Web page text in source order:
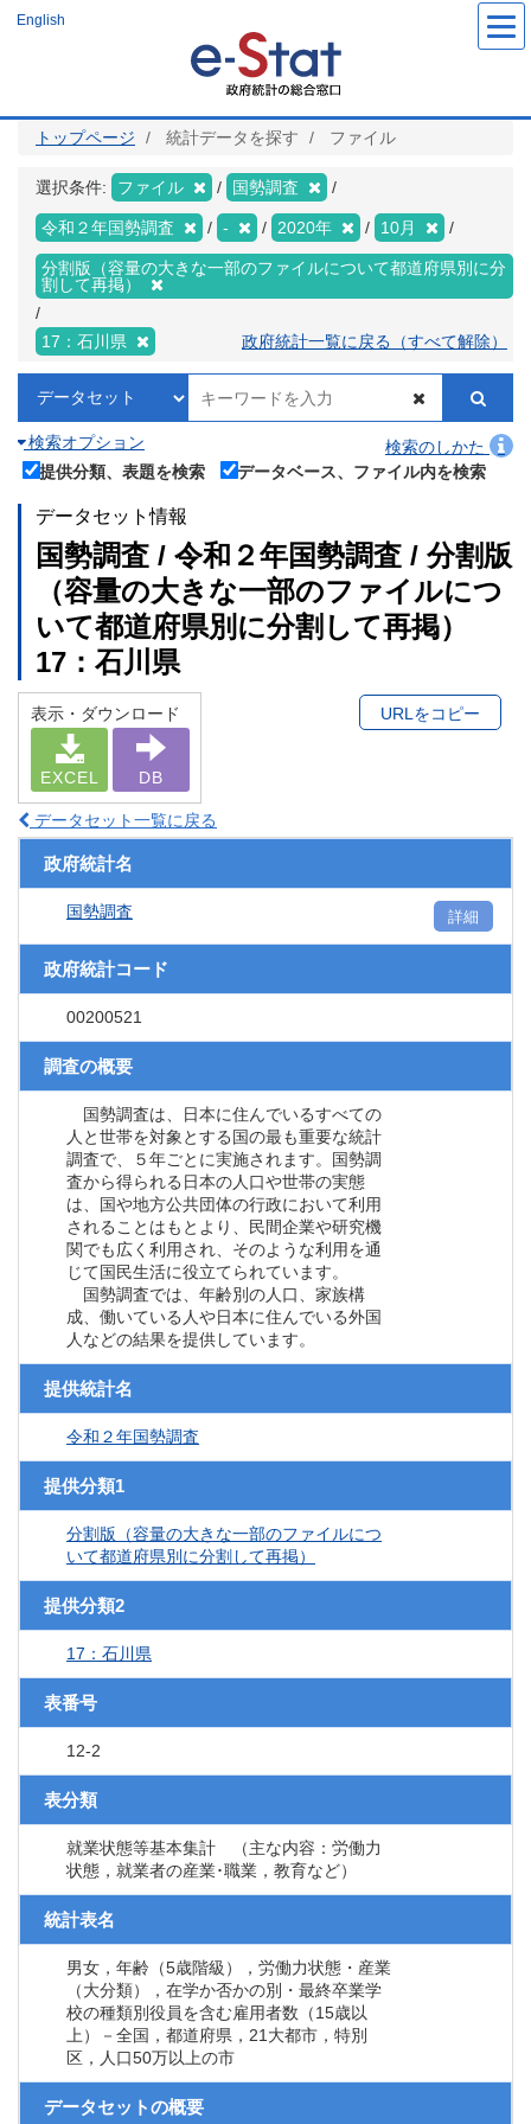
ツ
English
トップページ 統計データを探す ファイル
選択条件: ファイル 国勢調査
令和２年国勢調査 - 2020年 10月
分割版（容量の大きな一部のファイルについて都道府県別に分
割して再掲）
17：石川県 政府統計一覧に戻る（すべて解除）
検索オプション
検索のしかた
提供分類、表題を検索
データベース、ファイル内を検索
データセット情報
国勢調査 / 令和２年国勢調査 / 分割版
（容量の大きな一部のファイルにつ
いて都道府県別に分割して再掲）
17：石川県
表示・ダウンロード
EXCEL DB
URLをコピー
データセット一覧に戻る
政府統計名
国勢調査 詳細
政府統計コード
00200521
調査の概要
国勢調査は、日本に住んでいるすべての
人と世帯を対象とする国の最も重要な統計
調査で、５年ごとに実施されます。国勢調
査から得られる日本の人口や世帯の実態
は、国や地方公共団体の行政において利用
されることはもとより、民間企業や研究機
関でも広く利用され、そのような利用を通
じて国民生活に役立てられています。
国勢調査では、年齢別の人口、家族構
成、働いている人や日本に住んでいる外国
人などの結果を提供しています。
提供統計名
令和２年国勢調査
提供分類1
分割版（容量の大きな一部のファイルにつ
いて都道府県別に分割して再掲）
提供分類2
17：石川県
表番号
12-2
表分類
就業状態等基本集計 （主な内容：労働力
状態，就業者の産業･職業，教育など）
統計表名
男女，年齢（5歳階級），労働力状態・産業
（大分類），在学か否かの別・最終卒業学
校の種類別役員を含む雇用者数（15歳以
上）－全国，都道府県，21大都市，特別
区，人口50万以上の市
データセットの概要